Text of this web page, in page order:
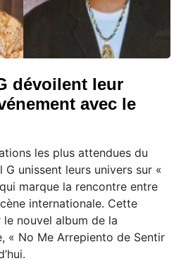
dévoilent leur
avec le
les plus attendues du
unissent leurs univers sur «
marque la rencontre entre
internationale. Cette
nouvel album de la
« No Me Arrepiento de Sentir